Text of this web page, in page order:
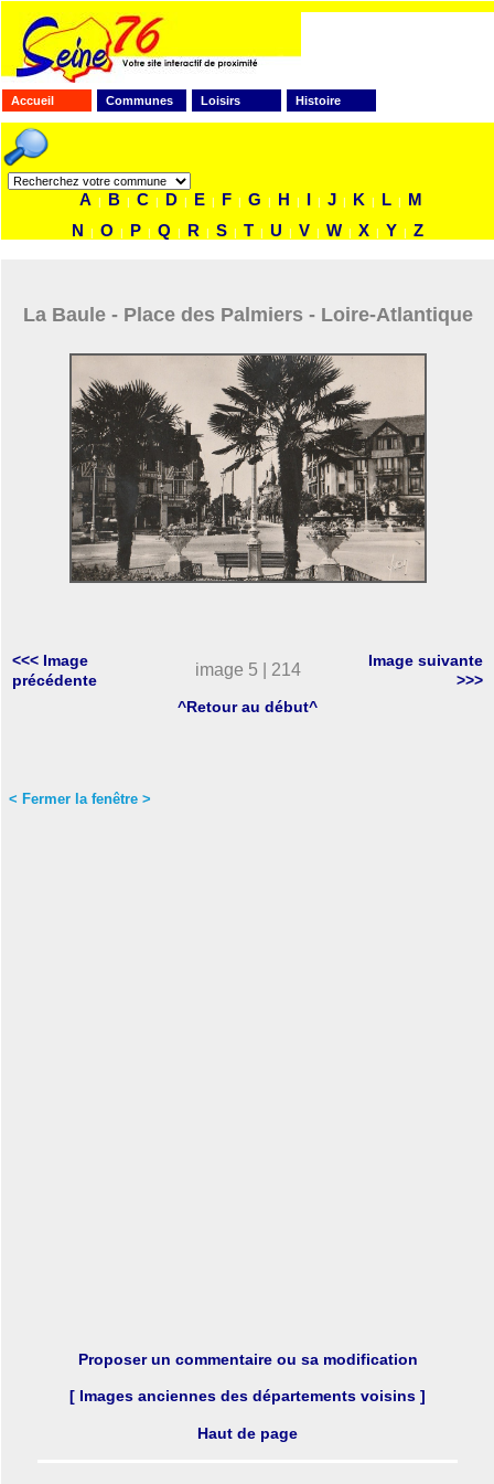
Accueil Communes Loisirs Histoire
A | B | C | D | E | F | G | H | I | J | K | L |
M
N
| O | P | Q | R | S | T | U | V | W | X | Y | Z
La Baule - Place des Palmiers - Loire-Atlantique
<<< Image
précédente
image 5 | 214
Image suivante
>>>
^Retour au début^
< Fermer la fenêtre >
Proposer un commentaire ou sa modification
[ Images anciennes des départements voisins ]
Haut de page